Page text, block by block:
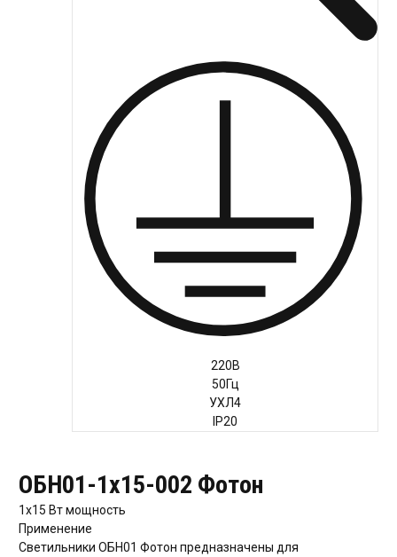
220В
50Гц
УХЛ4
IP20
ОБН01-1х15-002 Фотон
1х15 Втмощность
Применение
Светильники ОБН01 Фотон предназначены для